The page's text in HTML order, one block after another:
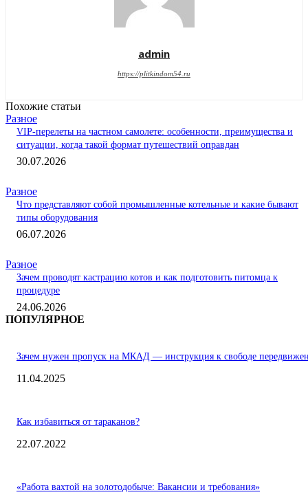
admin
https://plitkindom54.ru
Похожие статьи
Разное
VIP-перелеты на частном самолете: особенности, преимущества и
ситуации, когда такой формат путешествий оправдан
30.07.2026
Разное
Что представляют собой промышленные котельные и какие бывают
типы оборудования
06.07.2026
Разное
Зачем проводят кастрацию котов и как подготовить питомца к
процедуре
24.06.2026
ПОПУЛЯРНОЕ
Зачем нужен пропуск на МКАД — инструкция к свободе
11.04.2025
Как избавиться от тараканов?
22.07.2022
«Работа вахтой на золотодобыче: Вакансии и требования»